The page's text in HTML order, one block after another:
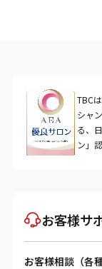
TBC
シャ
る、
ン」
お客様サ
お客様相談（各